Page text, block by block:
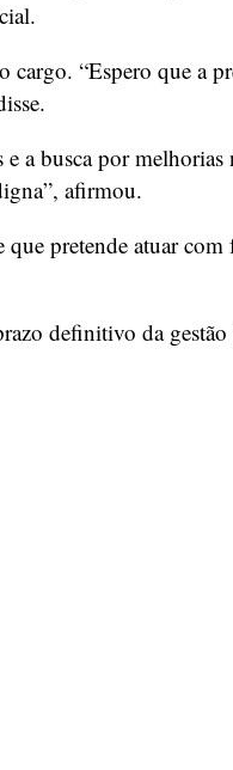
“Espero que a
a busca por
afirmou.
pretende atuar
definitivo da